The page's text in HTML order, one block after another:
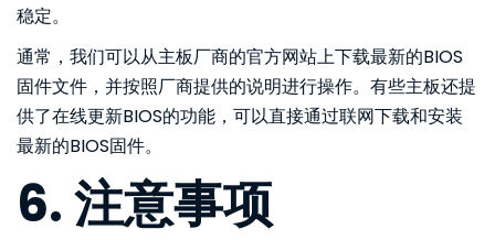
稳定。
通常，我们可以从主板厂商的官方网站上下载最新的BIOS
固件文件，并按照厂商提供的说明进行操作。有些主板还提
供了在线更新BIOS的功能，可以直接通过联网下载和安装
最新的BIOS固件。
6. 注意事项